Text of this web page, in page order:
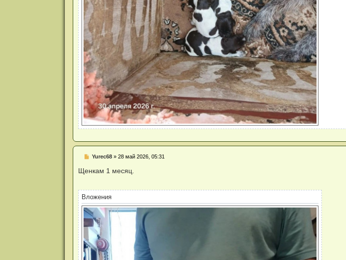
Н
п
т
а
н
н
о
е
о
о
Yurec68» 28 май 2026, 05:31
Щенкам 1 месяц.
Вложения